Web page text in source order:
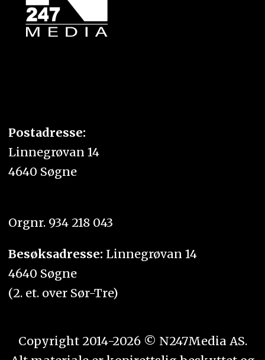
Postadresse:
Linnegrøvan 14
4640 Søgne
Orgnr. 934 218 043
Besøksadresse: Linnegrøvan 14
4640 Søgne
(2. et. over Sør-Tre)
Copyright 2014-2026 © N247Media AS.